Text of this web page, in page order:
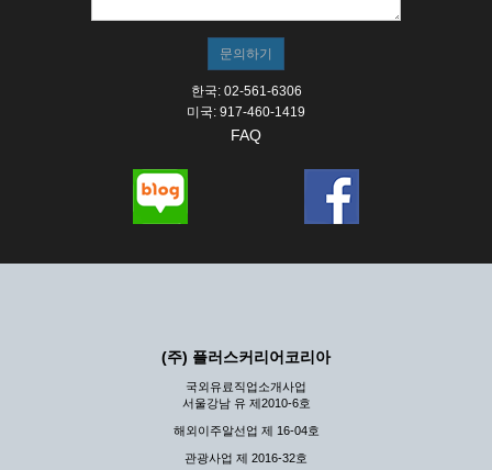
태, 정전, 서비스 설비의 장애, 서비스 이용의 폭주 등의 정
상적인 서비스가 불가능할 경우 회사는 사전 공지나 예고 없
이 서비스의 전부 또는 일부를 일시적 또는 영구적으로 중지
③ 기타 회사는 서비스를 제공할 수 없는 합당한 사유가 발
④ 회사는 제 2항 및 제 3항의 사유로 서비스의 제공이 일시
적으로 중지됨으로 인해 이용자 또는 제 3자가 입은 손해에
대하여 배상하지 않습니다.
제3장 권리 및 의무
① 회사는 특별한 사정이 없는 한 이용자가 신청한 후 즉시
서비스를 이용할 수 있도록 하고 계속적, 안정적으로 서비스
를 제공할 수 있도록 최선의 노력을 다하여야 합니다.
② 회사는 이용자의 개인 신상 정보를 본인의 승낙 없이 타
인에게 누설, 배포하여서는 안됩니다. 다만, 관계법령에 의
하여 국가기관 등의 합법적인 요구가 있는 경우에는 해당 되
한국: 02-561-6306
미국: 917-460-1419
FAQ
(주) 플러스커리어코리아
국외유료직업소개사업
서울강남 유 제2010-6호
해외이주알선업 제 16-04호
관광사업 제 2016-32호